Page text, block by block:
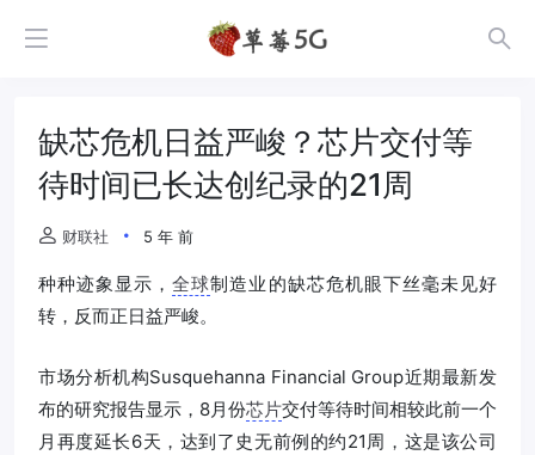
缺芯危机日益严峻？芯片交付等
待时间已长达创纪录的21周
财联社 5 年 前
种种迹象显示，全球制造业的缺芯危机眼下丝毫未见好
转，反而正日益严峻。
市场分析机构Susquehanna Financial Group近期最新发
布的研究报告显示，8月份芯片交付等待时间相较此前一个
月再度延长6天，达到了史无前例的约21周，这是该公司